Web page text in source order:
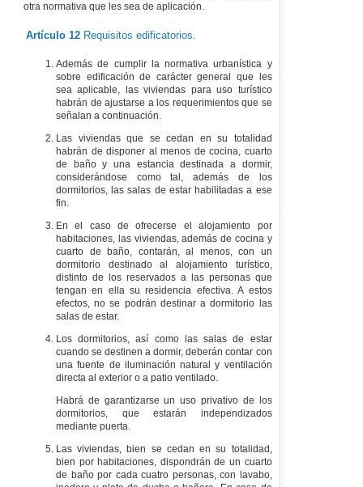
otra normativa que les sea de aplicación.
Artículo 12 Requisitos edificatorios.
Además de cumplir la normativa urbanística y
sobre edificación de carácter general que les
sea aplicable, las viviendas para uso turístico
habrán de ajustarse a los requerimientos que se
señalan a continuación.
Las viviendas que se cedan en su totalidad
habrán de disponer al menos de cocina, cuarto
de baño y una estancia destinada a dormir,
considerándose como tal, además de los
dormitorios, las salas de estar habilitadas a ese
fin.
En el caso de ofrecerse el alojamiento por
habitaciones, las viviendas, además de cocina y
cuarto de baño, contarán, al menos, con un
dormitorio destinado al alojamiento turístico,
distinto de los reservados a las personas que
tengan en ella su residencia efectiva. A estos
efectos, no se podrán destinar a dormitorio las
salas de estar.
Los dormitorios, así como las salas de estar
cuando se destinen a dormir, deberán contar con
una fuente de iluminación natural y ventilación
directa al exterior o a patio ventilado.
Habrá de garantizarse un uso privativo de los
dormitorios, que estarán independizados
mediante puerta.
Las viviendas, bien se cedan en su totalidad,
bien por habitaciones, dispondrán de un cuarto
de baño por cada cuatro personas, con lavabo,